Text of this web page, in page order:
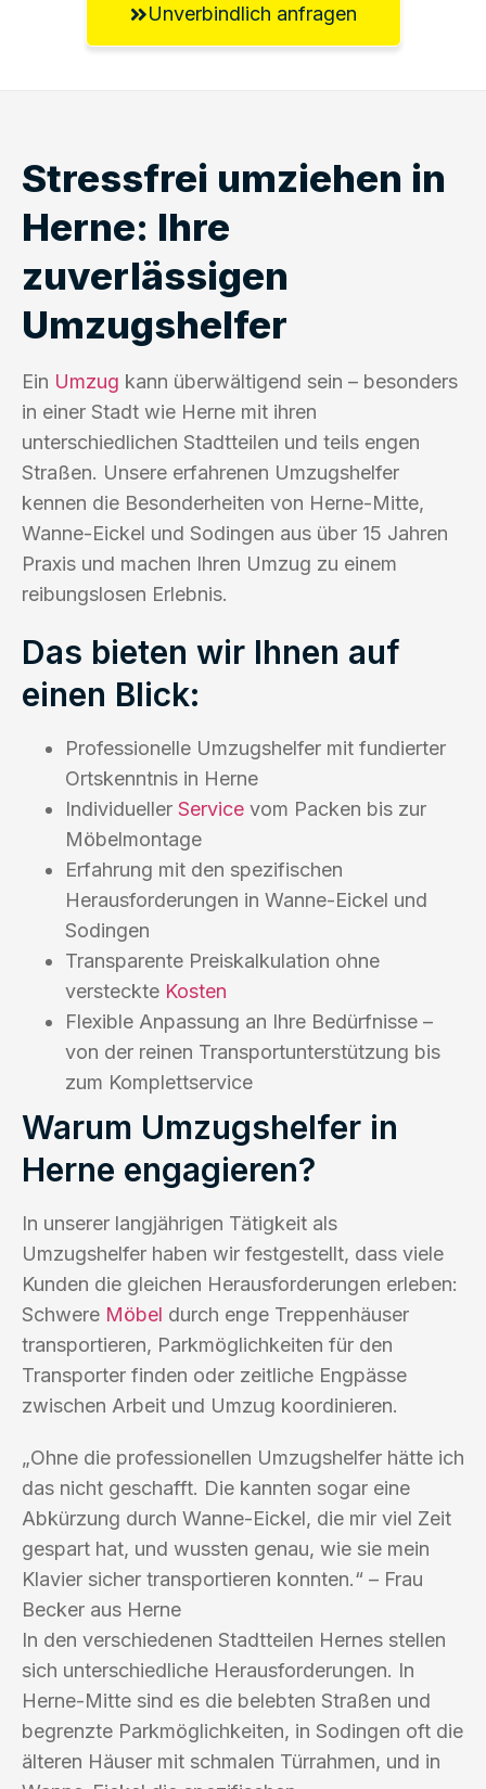
Unverbindlich anfragen
Stressfrei umziehen in
Herne: Ihre
zuverlässigen
Umzugshelfer
Ein Umzug kann überwältigend sein – besonders
in einer Stadt wie Herne mit ihren
unterschiedlichen Stadtteilen und teils engen
Straßen. Unsere erfahrenen Umzugshelfer
kennen die Besonderheiten von Herne-Mitte,
Wanne-Eickel und Sodingen aus über 15 Jahren
Praxis und machen Ihren Umzug zu einem
reibungslosen Erlebnis.
Das bieten wir Ihnen auf
einen Blick:
Professionelle Umzugshelfer mit fundierter
Ortskenntnis in Herne
Individueller Service vom Packen bis zur
Möbelmontage
Erfahrung mit den spezifischen
Herausforderungen in Wanne-Eickel und
Sodingen
Transparente Preiskalkulation ohne
versteckte Kosten
Flexible Anpassung an Ihre Bedürfnisse –
von der reinen Transportunterstützung bis
zum Komplettservice
Warum Umzugshelfer in
Herne engagieren?
In unserer langjährigen Tätigkeit als
Umzugshelfer haben wir festgestellt, dass viele
Kunden die gleichen Herausforderungen erleben:
Schwere Möbel durch enge Treppenhäuser
transportieren, Parkmöglichkeiten für den
Transporter finden oder zeitliche Engpässe
zwischen Arbeit und Umzug koordinieren.
„Ohne die professionellen Umzugshelfer hätte ich
das nicht geschafft. Die kannten sogar eine
Abkürzung durch Wanne-Eickel, die mir viel Zeit
gespart hat, und wussten genau, wie sie mein
Klavier sicher transportieren konnten.“ – Frau
Becker aus Herne
In den verschiedenen Stadtteilen Hernes stellen
sich unterschiedliche Herausforderungen. In
Herne-Mitte sind es die belebten Straßen und
begrenzte Parkmöglichkeiten, in Sodingen oft die
älteren Häuser mit schmalen Türrahmen, und in